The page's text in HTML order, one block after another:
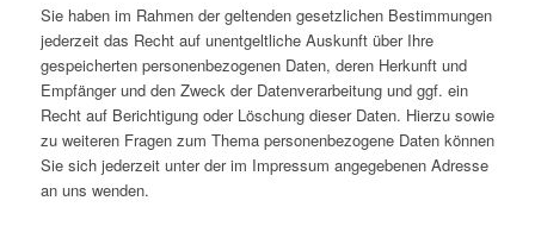
Sie haben im Rahmen der geltenden gesetzlichen Bestimmungen
jederzeit das Recht auf unentgeltliche Auskunft über Ihre
gespeicherten personenbezogenen Daten, deren Herkunft und
Empfänger und den Zweck der Datenverarbeitung und ggf. ein
Recht auf Berichtigung oder Löschung dieser Daten. Hierzu sowie
zu weiteren Fragen zum Thema personenbezogene Daten können
Sie sich jederzeit unter der im Impressum angegebenen Adresse
an uns wenden.